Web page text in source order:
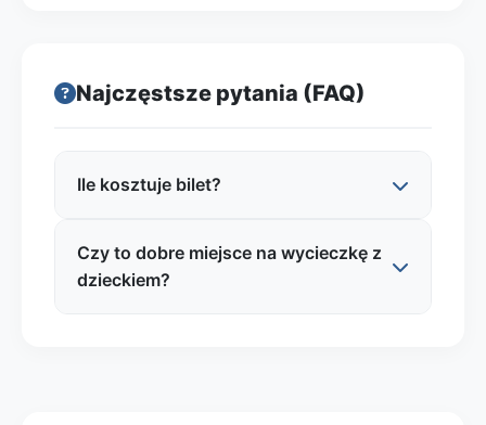
Najczęstsze pytania (FAQ)
Ile kosztuje bilet?
Najczęściej nie ma biletów wstępu,
ponieważ Wyspa Spichrzów funkcjonuje
Czy to dobre miejsce na wycieczkę z
dzieckiem?